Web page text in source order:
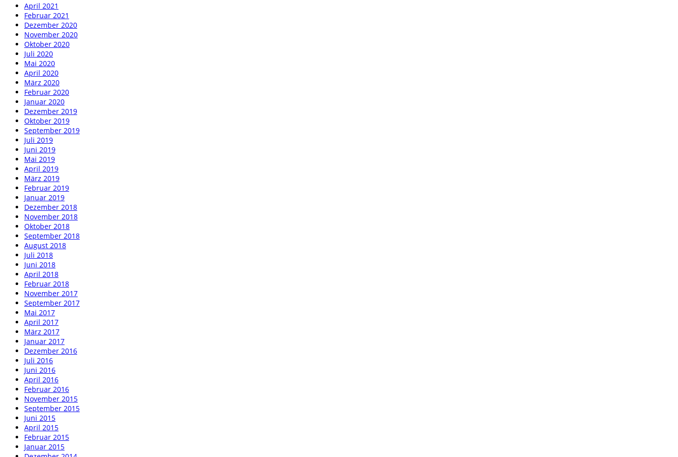
April 2021
Februar 2021
Dezember 2020
November 2020
Oktober 2020
Juli 2020
Mai 2020
April 2020
März 2020
Februar 2020
Januar 2020
Dezember 2019
Oktober 2019
September 2019
Juli 2019
Juni 2019
Mai 2019
April 2019
März 2019
Februar 2019
Januar 2019
Dezember 2018
November 2018
Oktober 2018
September 2018
August 2018
Juli 2018
Juni 2018
April 2018
Februar 2018
November 2017
September 2017
Mai 2017
April 2017
März 2017
Januar 2017
Dezember 2016
Juli 2016
Juni 2016
April 2016
Februar 2016
November 2015
September 2015
Juni 2015
April 2015
Februar 2015
Januar 2015